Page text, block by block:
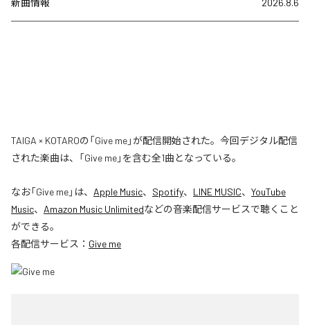
TAIGA × KOTAROの「Give me」が配信開始された。今回デジタル配信
された楽曲は、「Give me」を含む全1曲となっている。
なお「Give me」は、 Apple Music、 Spotify、 LINE MUSIC、 YouTube
Music、 Amazon Music Unlimitedなどの音楽配信サービスで聴くこと
ができる。
各配信サービス： Give me